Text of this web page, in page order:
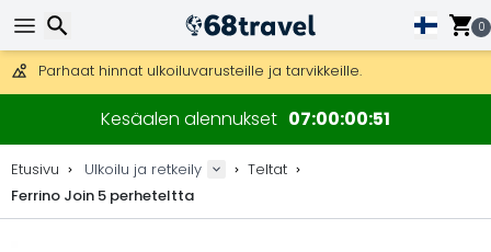
0
Ilmainen toimitus yli 275 € tilauksiin.
Mahdollisuus lähettää DHL Express -lähetyksenä (toimitus 24
30 päivää palautukseen, 90 päivää puukarttoihin ja koristeisiin.
Parhaat hinnat ulkoiluvarusteille ja tarvikkeille.
Kesäalen alennukset 07000050
Etusivu Ulkoilu ja retkeily
Teltat
Ferrino Join 5 perheteltta